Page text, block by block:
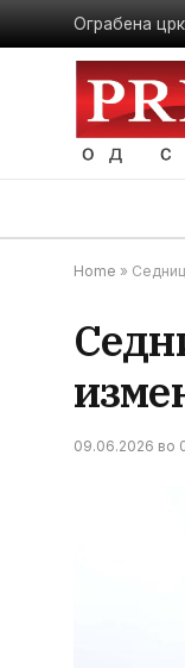
Ограбена
Home »
09.06.2026 во